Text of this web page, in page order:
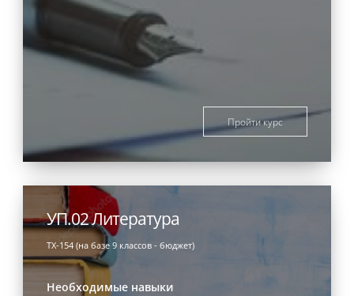
Пройти курс
УП.02 Литература
ТХ-154 (на базе 9 классов - бюджет)
Необходимые навыки